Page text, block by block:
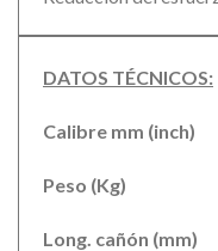
DATOS TÉCNICOS:
Calibre mm (inch)
Peso (Kg)
Long. cañón (mm)